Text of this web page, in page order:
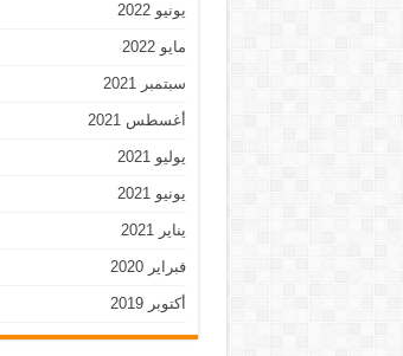
يونيو 2022
مايو 2022
سبتمبر 2021
أغسطس 2021
يوليو 2021
يونيو 2021
يناير 2021
فبراير 2020
أكتوبر 2019